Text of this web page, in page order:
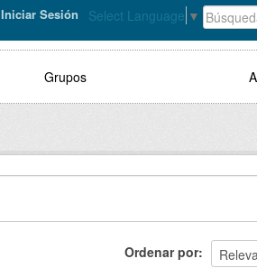
Select Language ▼
Iniciar Sesión
Grupos
Ordenar por